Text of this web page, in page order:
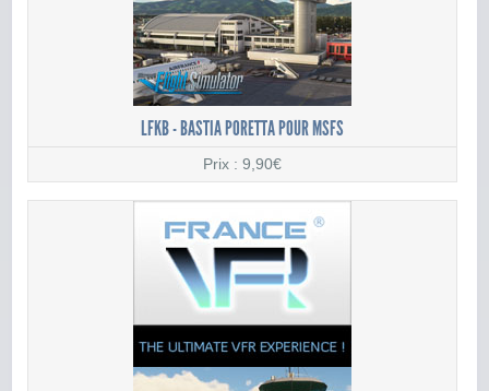
LFKB - BASTIA PORETTA POUR MSFS
Prix : 9,90€